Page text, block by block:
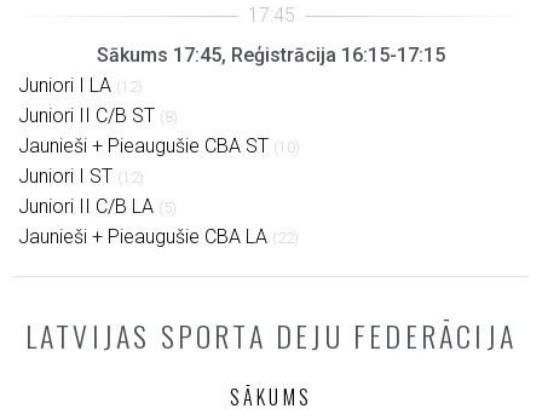
Sākums 17:45, Reģistrācija 16:15-17:15
Juniori I LA (12)
Juniori II C/B ST (8)
Jaunieši + Pieaugušie CBA ST (10)
Juniori I ST (12)
Juniori II C/B LA (5)
Jaunieši + Pieaugušie CBA LA (22)
LATVIJAS SPORTA DEJU FEDERĀCIJA
SĀKUMS